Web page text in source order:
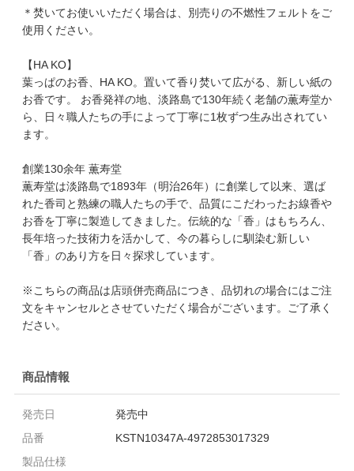
＊焚いてお使いいただく場合は、別売りの不燃性フェルトをご
使用ください。
【HA KO】
葉っぱのお香、HA KO。置いて香り焚いて広がる、新しい紙の
お香です。 お香発祥の地、淡路島で130年続く老舗の薫寿堂か
ら、日々職人たちの手によって丁寧に1枚ずつ生み出されてい
ます。
創業130余年 薫寿堂
薫寿堂は淡路島で1893年（明治26年）に創業して以来、選ば
れた香司と熟練の職人たちの手で、品質にこだわったお線香や
お香を丁寧に製造してきました。伝統的な「香」はもちろん、
長年培った技術力を活かして、今の暮らしに馴染む新しい
「香」のあり方を日々探求しています。
※こちらの商品は店頭併売商品につき、品切れの場合にはご注
文をキャンセルとさせていただく場合がございます。ご了承く
ださい。
商品情報
発売日
発売中
品番
KSTN10347A-4972853017329
製品仕様